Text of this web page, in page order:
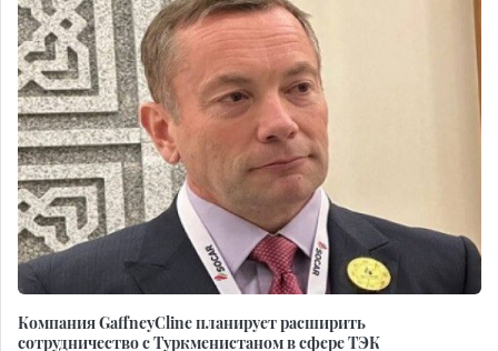
Компания GaffneyCline планирует расширить
сотрудничество с Туркменистаном в сфере ТЭК